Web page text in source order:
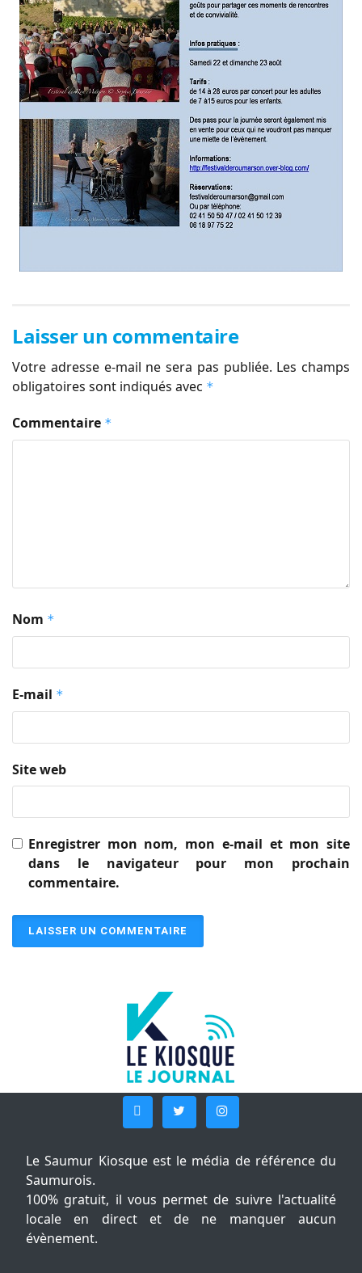
Laisser un commentaire
Votre adresse e-mail ne sera pas publiée. Les champs
obligatoires sont indiqués avec *
Commentaire *
Nom *
E-mail *
Site web
Enregistrer mon nom, mon e-mail et mon site
dans le navigateur pour mon prochain
commentaire.
Le Saumur Kiosque est le média de référence du
Saumurois.
100% gratuit, il vous permet de suivre l'actualité
locale en direct et de ne manquer aucun
évènement.